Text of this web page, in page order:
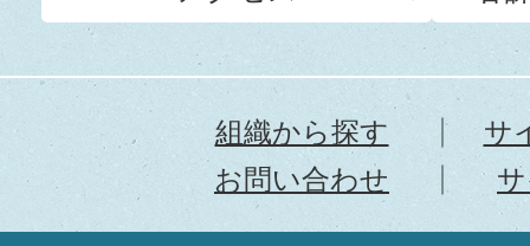
組織から探す
サ
お問い合わせ